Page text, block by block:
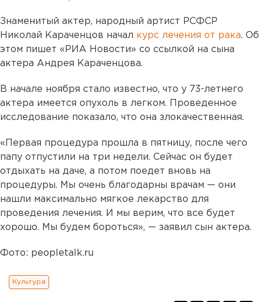
Знаменитый актер, народный артист РСФСР
Николай Караченцов начал курс лечения от рака. Об
этом пишет «РИА Новости» со ссылкой на сына
актера Андрея Караченцова.
В начале ноября стало известно, что у 73-летнего
актера имеется опухоль в легком. Проведенное
исследование показало, что она злокачественная.
«Первая процедура прошла в пятницу, после чего
папу отпустили на три недели. Сейчас он будет
отдыхать на даче, а потом поедет вновь на
процедуры. Мы очень благодарны врачам — они
нашли максимально мягкое лекарство для
проведения лечения. И мы верим, что все будет
хорошо. Мы будем бороться», — заявил сын актера.
Фото: peopletalk.ru
Культура